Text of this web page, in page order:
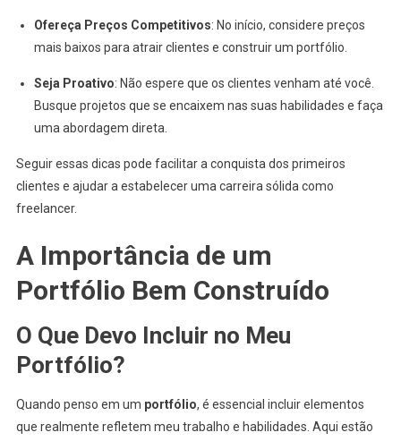
Ofereça Preços Competitivos: No início, considere preços
mais baixos para atrair clientes e construir um portfólio.
Seja Proativo: Não espere que os clientes venham até você.
Busque projetos que se encaixem nas suas habilidades e faça
uma abordagem direta.
Seguir essas dicas pode facilitar a conquista dos primeiros
clientes e ajudar a estabelecer uma carreira sólida como
freelancer.
A Importância de um
Portfólio Bem Construído
O Que Devo Incluir no Meu
Portfólio?
Quando penso em um portfólio, é essencial incluir elementos
que realmente refletem meu trabalho e habilidades. Aqui estão